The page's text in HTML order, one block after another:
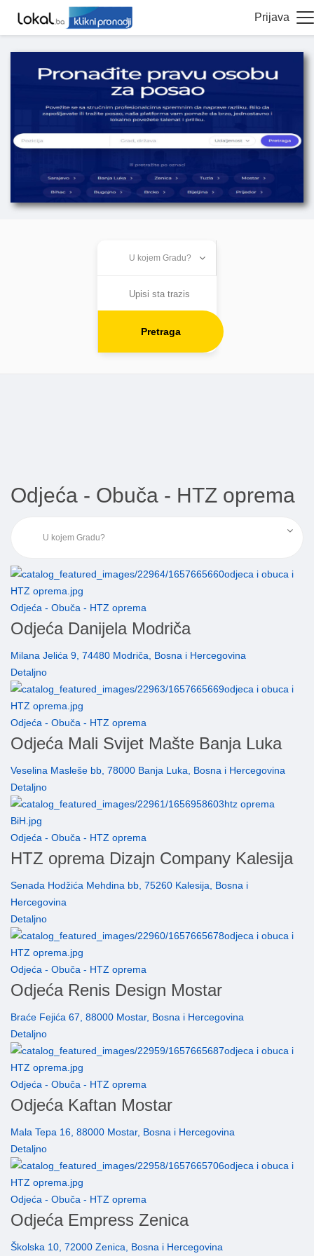
Prijava
Pretraga
Odjeća - Obuča - HTZ oprema
Odjeća - Obuča - HTZ oprema
Odjeća Danijela Modriča
Milana Jelića 9, 74480 Modriča, Bosna i Hercegovina
Detaljno
Odjeća - Obuča - HTZ oprema
Odjeća Mali Svijet Mašte Banja Luka
Veselina Masleše bb, 78000 Banja Luka, Bosna i Hercegovina
Detaljno
Odjeća - Obuča - HTZ oprema
HTZ oprema Dizajn Company Kalesija
Senada Hodžića Mehdina bb, 75260 Kalesija, Bosna i
Hercegovina
Detaljno
Odjeća - Obuča - HTZ oprema
Odjeća Renis Design Mostar
Braće Fejića 67, 88000 Mostar, Bosna i Hercegovina
Detaljno
Odjeća - Obuča - HTZ oprema
Odjeća Kaftan Mostar
Mala Tepa 16, 88000 Mostar, Bosna i Hercegovina
Detaljno
Odjeća - Obuča - HTZ oprema
Odjeća Empress Zenica
Školska 10, 72000 Zenica, Bosna i Hercegovina